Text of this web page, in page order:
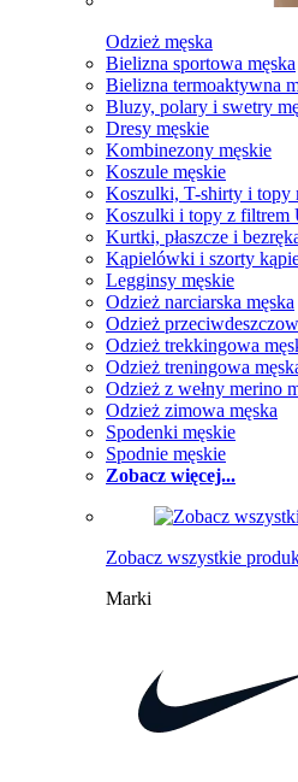
Odzież męska
Bielizna sportowa męska
Bielizna termoaktywna
Bluzy, polary i swetry
Dresy męskie
Kombinezony męskie
Koszule męskie
Koszulki, T-shirty i topy
Koszulki i topy z filtrem
Kurtki, płaszcze i
Kąpielówki i szorty
Legginsy męskie
Odzież narciarska męska
Odzież
Odzież trekkingowa
Odzież treningowa
Odzież z wełny merino
Odzież zimowa męska
Spodenki męskie
Spodnie męskie
Zobacz więcej...
Zobacz wszystkie
Marki